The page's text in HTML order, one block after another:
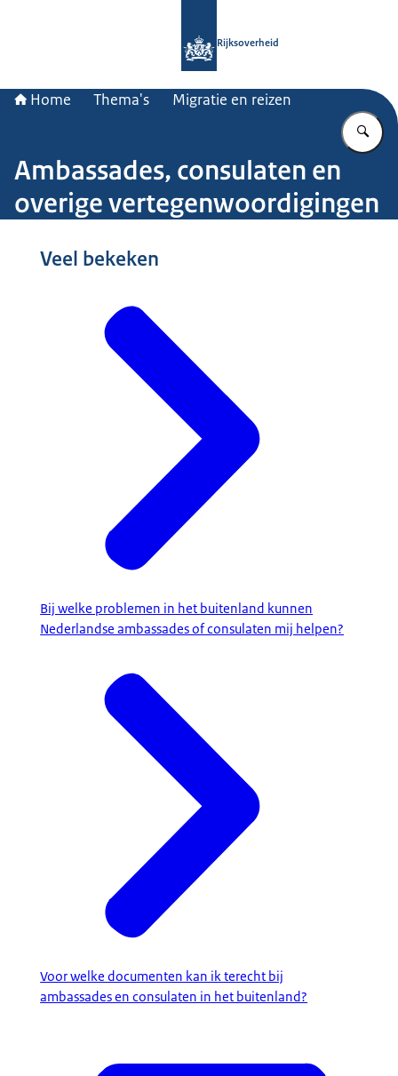
Rijksoverheid
Home Thema's Migratie en reizen
Ambassades, consulaten en
overige vertegenwoordigingen
Veel bekeken
Bij welke problemen in het buitenland kunnen
Nederlandse ambassades of consulaten mij helpen?
Voor welke documenten kan ik terecht bij
ambassades en consulaten in het buitenland?